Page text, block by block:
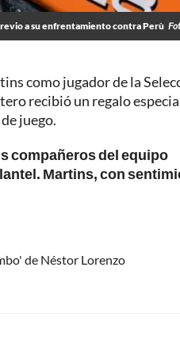
a su enfrentamiento contra Perù
como jugador de la
recibió un regalo
juego.
compañeros del equipo
Martins, con
de Néstor Lorenzo